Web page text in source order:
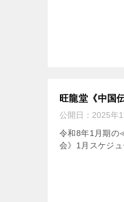
旺龍堂《中国
公開日： 2025年
令和8年1月期の
会》1月スケジ